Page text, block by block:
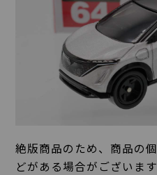
絶版商品のため、商品の
どがある場合がございま